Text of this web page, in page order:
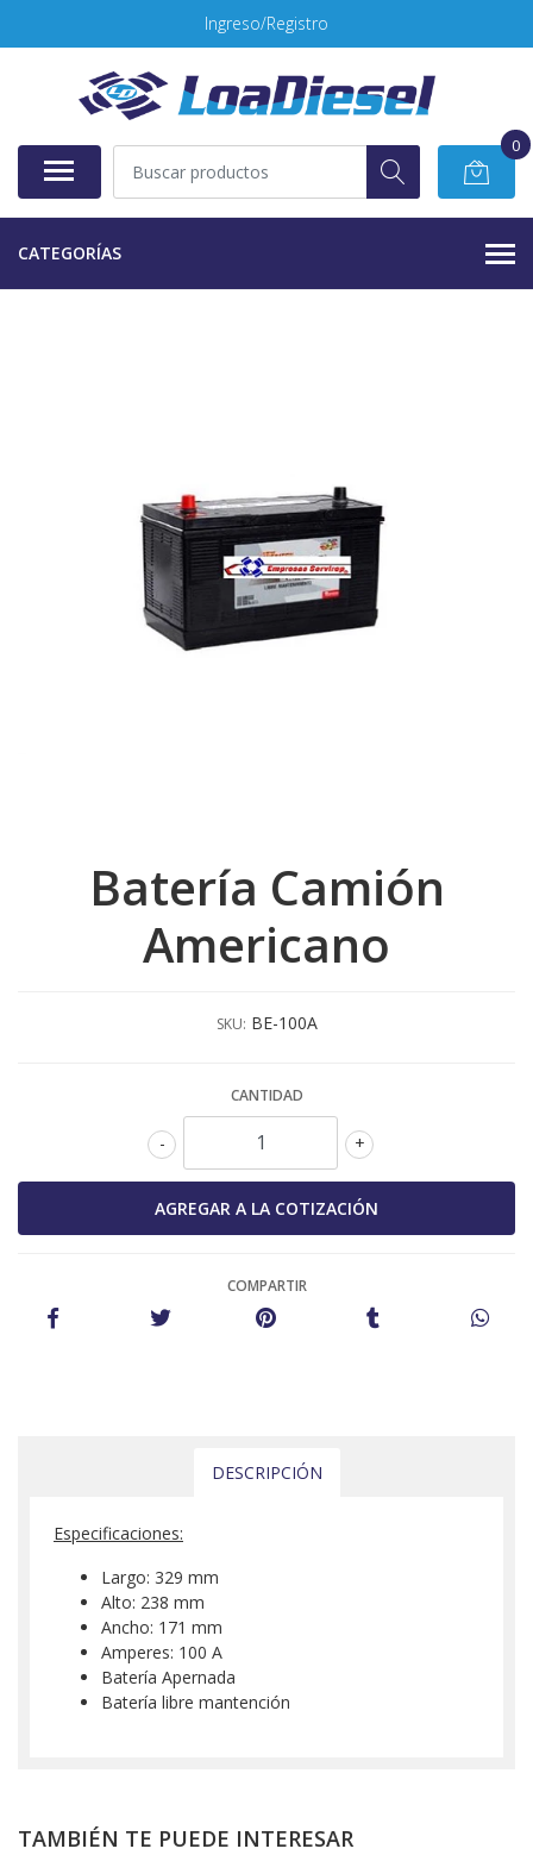
Ingreso/Registro
0
CATEGORÍAS
Batería Camión
Americano
SKU: BE-100A
CANTIDAD
+
-
COMPARTIR
DESCRIPCIÓN
Especificaciones:
Largo: 329 mm
Alto: 238 mm
Ancho: 171 mm
Amperes: 100 A
Batería Apernada
Batería libre mantención
TAMBIÉN TE PUEDE INTERESAR